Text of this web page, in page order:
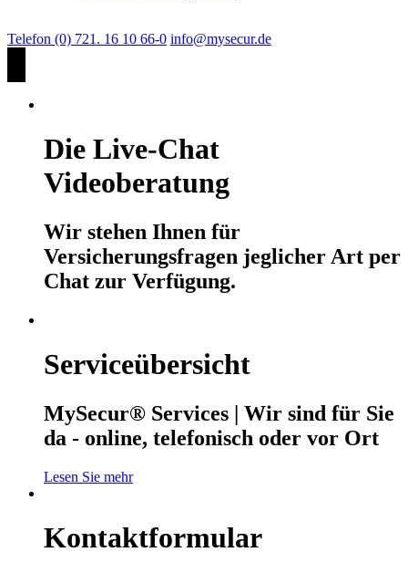
Telefon (0) 721. 16 10 66-0 info@mysecur.de
Die Live-Chat
Videoberatung
Wir stehen Ihnen für
Versicherungsfragen jeglicher Art per
Chat zur Verfügung.
Serviceübersicht
MySecur® Services | Wir sind für Sie
da - online, telefonisch oder vor Ort
Lesen Sie mehr
Kontaktformular